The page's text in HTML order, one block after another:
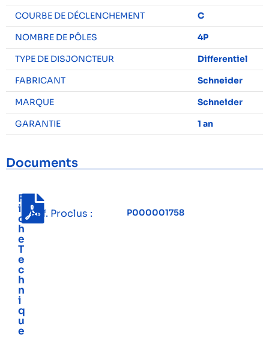
COURBE DE DÉCLENCHEMENT
C
NOMBRE DE PÔLES
4P
TYPE DE DISJONCTEUR
Differentiel
FABRICANT
Schneider
MARQUE
Schneider
GARANTIE
1 an
Documents
F
i
c
h
e
T
e
c
h
n
i
q
u
e
Réf. Proclus : P000001758